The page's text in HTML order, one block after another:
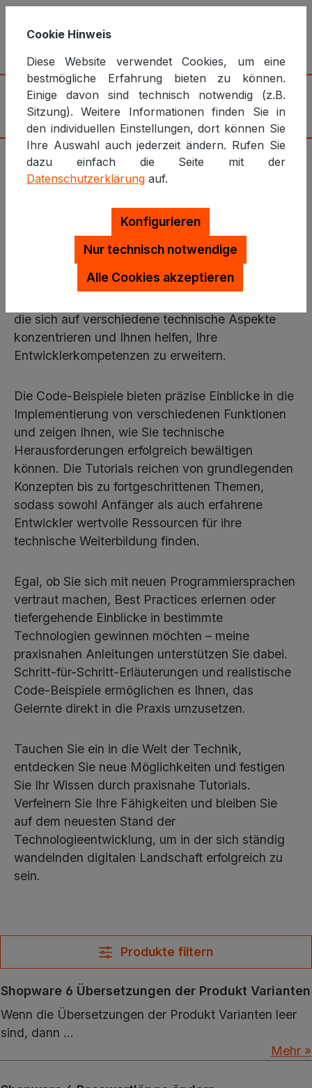
Webanwendungen
Technische Tutorials, Code-
Wenn Sie Ihr technisches Verständnis vertiefen
und praxisnahe Fähigkeiten entwickeln möchten,
sind meine Code-Beispiele und technischen
Tutorials genau das Richtige für Sie. Hier finden
die sich auf verschiedene technische Aspekte
konzentrieren und Ihnen helfen, Ihre
Entwicklerkompetenzen zu erweitern.
Die Code-Beispiele bieten präzise Einblicke in die
Implementierung von verschiedenen Funktionen
und zeigen Ihnen, wie Sie technische
Herausforderungen erfolgreich bewältigen
können. Die Tutorials reichen von grundlegenden
Konzepten bis zu fortgeschrittenen Themen,
sodass sowohl Anfänger als auch erfahrene
Entwickler wertvolle Ressourcen für ihre
technische Weiterbildung finden.
Egal, ob Sie sich mit neuen Programmiersprachen
vertraut machen, Best Practices erlernen oder
tiefergehende Einblicke in bestimmte
Technologien gewinnen möchten – meine
praxisnahen Anleitungen unterstützen Sie dabei.
Schritt-für-Schritt-Erläuterungen und realistische
Code-Beispiele ermöglichen es Ihnen, das
Gelernte direkt in die Praxis umzusetzen.
Tauchen Sie ein in die Welt der Technik,
entdecken Sie neue Möglichkeiten und festigen
Sie Ihr Wissen durch praxisnahe Tutorials.
Verfeinern Sie Ihre Fähigkeiten und bleiben Sie
auf dem neuesten Stand der
Technologieentwicklung, um in der sich ständig
wandelnden digitalen Landschaft erfolgreich zu
sein.
Produkte filtern
Shopware 6 Übersetzungen der Produkt Varianten
Wenn die Übersetzungen der Produkt Varianten leer
sind, dann ...
Mehr »
Cookie Hinweis
Diese Website verwendet Cookies, um eine
bestmögliche Erfahrung bieten zu können.
Einige davon sind technisch notwendig (z.B.
Sitzung). Weitere Informationen finden Sie in
den individuellen Einstellungen, dort können Sie
Ihre Auswahl auch jederzeit ändern. Rufen Sie
dazu einfach die Seite mit der
Datenschutzerklärung auf.
Nur technisch notwendige
Konfigurieren
Alle Cookies akzeptieren